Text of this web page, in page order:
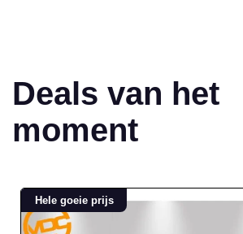
Deals van het
moment
Hele goeie prijs